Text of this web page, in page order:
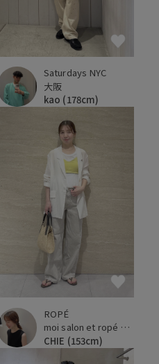
Saturdays NYC
大阪
kao (178cm)
ROPÉ
moi salon et ropé 大阪高島屋
CHIE (153cm)